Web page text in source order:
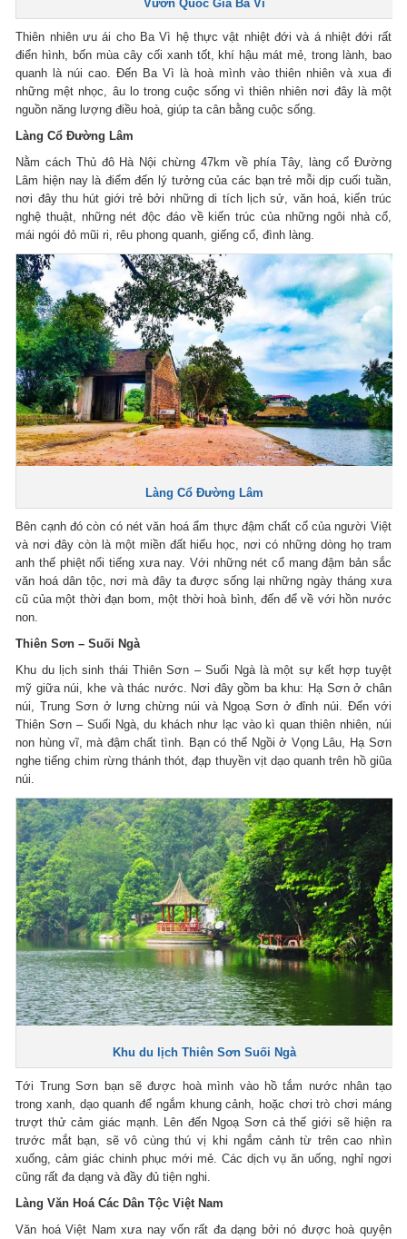
Vườn Quốc Gia Ba Vì
Thiên nhiên ưu ái cho Ba Vì hệ thực vật nhiệt đới và á nhiệt đới rất
điển hình, bốn mùa cây cối xanh tốt, khí hậu mát mẻ, trong lành, bao
quanh là núi cao. Đến Ba Vì là hoà mình vào thiên nhiên và xua đi
những mệt nhọc, âu lo trong cuộc sống vì thiên nhiên nơi đây là một
nguồn năng lượng điều hoà, giúp ta cân bằng cuộc sống.
Làng Cổ Đường Lâm
Nằm cách Thủ đô Hà Nội chừng 47km về phía Tây, làng cổ Đường
Lâm hiện nay là điểm đến lý tưởng của các bạn trẻ mỗi dịp cuối tuần,
nơi đây thu hút giới trẻ bởi những di tích lịch sử, văn hoá, kiến trúc
nghệ thuật, những nét độc đáo về kiến trúc của những ngôi nhà cổ,
mái ngói đỏ mũi ri, rêu phong quanh, giếng cổ, đình làng.
Làng Cổ Đường Lâm
Bên cạnh đó còn có nét văn hoá ẩm thực đậm chất cổ của người Việt
và nơi đây còn là một miền đất hiếu học, nơi có những dòng họ tram
anh thế phiệt nổi tiếng xưa nay. Với những nét cổ mang đậm bản sắc
văn hoá dân tộc, nơi mà đây ta được sống lại những ngày tháng xưa
cũ của một thời đạn bom, một thời hoà bình, đến để về với hồn nước
non.
Thiên Sơn – Suối Ngà
Khu du lịch sinh thái Thiên Sơn – Suối Ngà là một sự kết hợp tuyệt
mỹ giữa núi, khe và thác nước. Nơi đây gồm ba khu: Hạ Sơn ở chân
núi, Trung Sơn ở lưng chừng núi và Ngoạ Sơn ở đỉnh núi. Đến với
Thiên Sơn – Suối Ngà, du khách như lạc vào kì quan thiên nhiên, núi
non hùng vĩ, mà đậm chất tình. Bạn có thể Ngồi ở Vọng Lâu, Hạ Sơn
nghe tiếng chim rừng thánh thót, đạp thuyền vịt dạo quanh trên hồ giũa
núi.
Khu du lịch Thiên Sơn Suối Ngà
Tới Trung Sơn bạn sẽ được hoà mình vào hồ tắm nước nhân tạo
trong xanh, dạo quanh để ngắm khung cảnh, hoặc chơi trò chơi máng
trượt thử cảm giác mạnh. Lên đến Ngoạ Sơn cả thế giới sẽ hiện ra
trước mắt bạn, sẽ vô cùng thú vị khi ngắm cảnh từ trên cao nhìn
xuống, cảm giác chinh phục mới mẻ. Các dịch vụ ăn uống, nghỉ ngơi
cũng rất đa dạng và đầy đủ tiện nghi.
Làng Văn Hoá Các Dân Tộc Việt Nam
Văn hoá Việt Nam xưa nay vốn rất đa dạng bởi nó được hoà quyện